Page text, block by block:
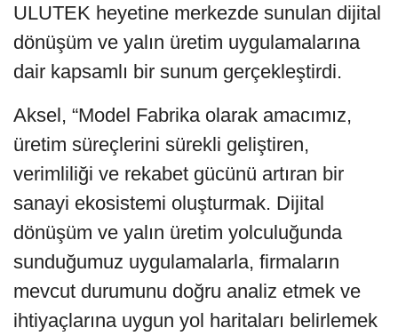
ULUTEK heyetine merkezde sunulan dijital
dönüşüm ve yalın üretim uygulamalarına
dair kapsamlı bir sunum gerçekleştirdi.
Aksel, “Model Fabrika olarak amacımız,
üretim süreçlerini sürekli geliştiren,
verimliliği ve rekabet gücünü artıran bir
sanayi ekosistemi oluşturmak. Dijital
dönüşüm ve yalın üretim yolculuğunda
sunduğumuz uygulamalarla, firmaların
mevcut durumunu doğru analiz etmek ve
ihtiyaçlarına uygun yol haritaları belirlemek